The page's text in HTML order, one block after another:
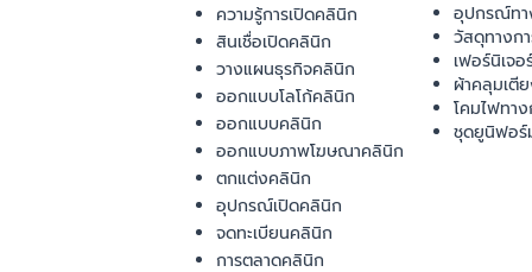
ความรู้การเปิดคลินิก
สินเชื่อเปิดคลินิก
วางแผนธุรกิจคลินิก
ออกแบบโลโก้คลินิก
ออกแบบคลินิก
ออกแบบภาพโฆษณาคลินิก
ตกแต่งคลินิก
อุปกรณ์เปิดคลินิก
จดทะเบียนคลินิก
การตลาดคลินิก
อุปกรณ์ทา
วัสดุทางก
เฟอร์นิเจ
ผ้าคลุมเตี
โคมไฟทา
ชุดยูนิฟอร์